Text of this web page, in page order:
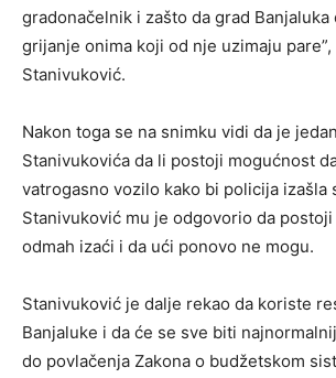
gradonačelnik i zašto da grad
grijanje onima koji od nje uzimaju pare”,
Stanivuković.
Nakon toga se na snimku vidi da je
Stanivukovića da li postoji mogućnost
vatrogasno vozilo kako bi policija izašla
Stanivuković mu je odgovorio da postoji
odmah izaći i da ući ponovo ne mogu.
Stanivuković je dalje rekao da koriste
Banjaluke i da će se sve biti
do povlačenja Zakona o budžetskom